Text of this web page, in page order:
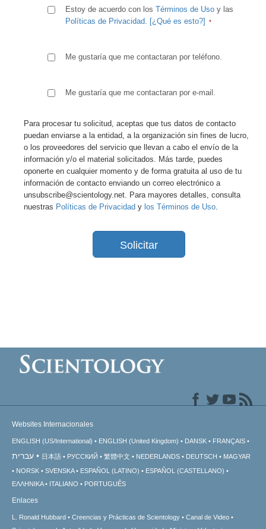
Estoy de acuerdo con los Términos de Uso y las
Políticas de Privacidad. [¿Qué es esto?]
Me gustaría que me contactaran por teléfono.
Me gustaría que me contactaran por e-mail.
Para procesar tu solicitud, aceptas que tus datos de contacto
puedan enviarse a la entidad, a la organización sin fines de lucro,
o los proveedores del servicio que llevan a cabo el envío de la
información y/o el material solicitados. Más tarde, puedes
oponerte en cualquier momento y de forma gratuita al uso de tu
información de contacto enviando un correo electrónico a
unsubscribe@scientology.net. Para mayores detalles, consulta
nuestras Políticas de Privacidad y los Términos de Uso.
Solicitar
Websites Internacionales
ENGLISH (US/International) ENGLISH (United Kingdom) DANSK FRANÇAIS
עברית 日本語 РУССКИЙ 繁體中文 NEDERLANDS DEUTSCH
MAGYAR
NORSK
SVENSKA ESPAÑOL (LATINO)
ESPAÑOL (CASTELLANO)
ΕΛΛΗΝΙΚA
ITALIANO PORTUGUÊS
Enlaces
L. Ronald Hubbard Creencias y Prácticas de Scientology
Canal de Video